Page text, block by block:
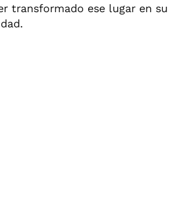
transformado ese lugar en su